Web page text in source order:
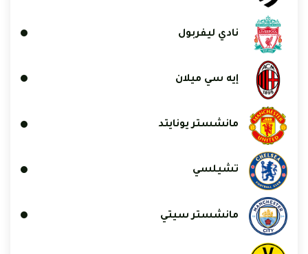
نادي ليفربول
إيه سي ميلان
مانشستر يونايتد
تشيلسي
مانشستر سيتي